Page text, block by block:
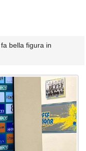
bella figura in